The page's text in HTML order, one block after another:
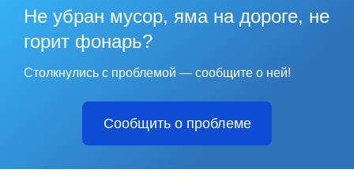
Не убран мусор, яма на дороге, не
горит фонарь?
Столкнулись с проблемой — сообщите о ней!
Сообщить о проблеме